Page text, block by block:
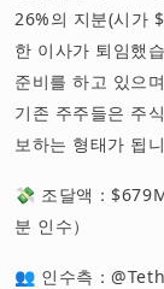
26%의 지분(시가
한 이사가 퇴임했
준비를 하고 있으
기존 주주들은 주
보하는 형태가 됩
💸 조달액：
분 인수）
👥 인수측：